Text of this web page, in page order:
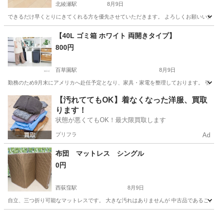
北綾瀬駅 8月9日
できるだけ早くとりにきてくれる方を優先させていただきます。 よろしくお願いいた
北綾瀬駅 収納家具
【40L ゴミ箱 ホワイト 両開きタイプ】
800円
百草園駅 8月9日
勤務のため9月末にアメリカへ赴任予定となり、家具・家電を整理しております。 引
東京 日野市 百草園駅 家具 価格
【汚れててもOK】着なくなった洋服、買取
ります！
状態が悪くてもOK！最大限買取します
プリフラ Ad
布団 マットレス シングル
0円
西荻窪駅 8月9日
自立、三つ折り可能なマットレスです。 大きな汚れはありませんが 中古品であるこ